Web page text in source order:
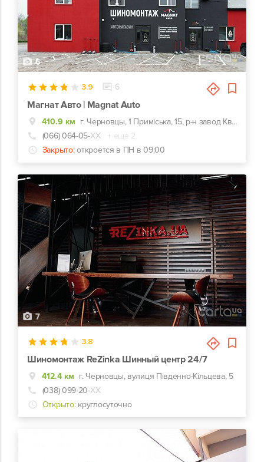
5
3.9 6
Магнат Авто | Magnat Auto
410.9 км
г. Черновцы, 1 Приміська, 15, р-н завод Кварц
(066) 064-05-ХХ
+ еще 2
Закрыто: откроется в ПН в 09:00
7
3.8
Шиномонтаж ReZinka Шинный центр 24/7
412.4 км г. Черновцы, вулиця Південно-Кільцева, 5
(038) 099-20-ХХ
Открыто: круглосуточно